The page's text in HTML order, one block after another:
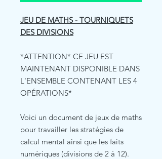
JEU DE MATHS - TOURNIQUETS
DES DIVISIONS
*ATTENTION* CE JEU EST
MAINTENANT DISPONIBLE DANS
L'ENSEMBLE CONTENANT LES 4
OPÉRATIONS*
Voici un document de jeux de maths
pour travailler les stratégies de
calcul mental ainsi que les faits
numériques (divisions de 2 à 12).